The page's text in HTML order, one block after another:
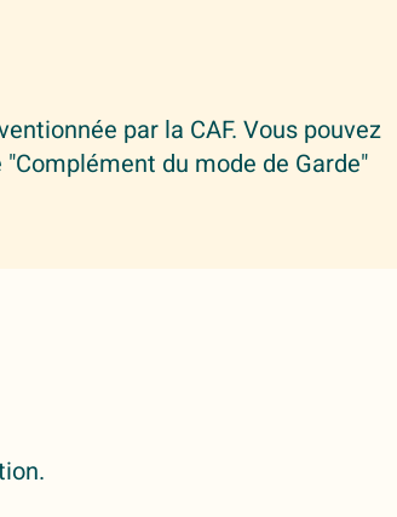
par la CAF. Vous pouvez
du mode de Garde"